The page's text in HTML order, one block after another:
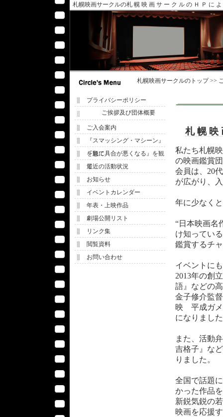
札幌映画サークルの札 幌 映 画 サ ー ク ル の Ｈ Ｐ に
札幌映画サークルのトップ >>
札 幌 映
私たち札幌
の映画鑑賞
会員は、20
が広がり、
年に少なく
“日本映画名
け知ってい
鑑賞するチ
イベントに
2013年の創
語』などの
金子修介監
映 平成ガメ
になりまし
また、活動
吉格子』な
りました。
全国で話題
かった作品
新鋭気鋭の
映画を応援
プライバシーポリシー
ご挨拶及び団体概要
ご入会案内
『スマッシング・マシーン』
を観て
『急に具合が悪くなる』を観
て
最近の活動状況
お知らせ
イベントカレンダー
年表・上映作品
劇場公開リスト
リンク集
閲覧資料
お問い合わせ